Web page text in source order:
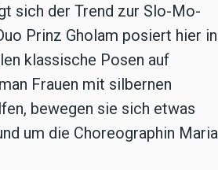
sich der Trend zur Slo-Mo-
Prinz Gholam posiert hier in
klassische Posen auf
Frauen mit silbernen
bewegen sie sich etwas
um die Choreographin Maria